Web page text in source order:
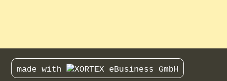
made with